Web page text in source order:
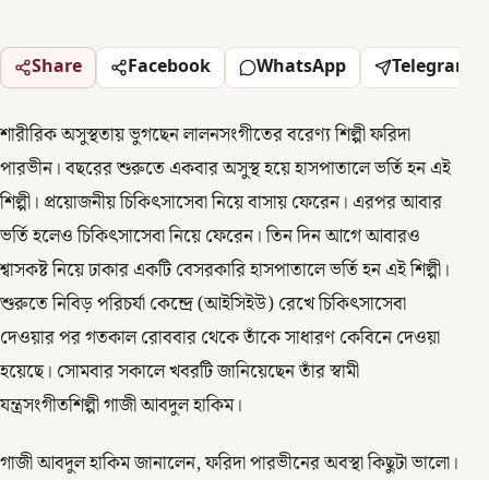
Share Facebook WhatsApp Telegram
শারীরিক অসুস্থতায় ভুগছেন লালনসংগীতের বরেণ্য শিল্পী ফরিদা
পারভীন। বছরের শুরুতে একবার অসুস্থ হয়ে হাসপাতালে ভর্তি হন এই
শিল্পী। প্রয়োজনীয় চিকিৎসাসেবা নিয়ে বাসায় ফেরেন। এরপর আবার
ভর্তি হলেও চিকিৎসাসেবা নিয়ে ফেরেন। তিন দিন আগে আবারও
শ্বাসকষ্ট নিয়ে ঢাকার একটি বেসরকারি হাসপাতালে ভর্তি হন এই শিল্পী।
শুরুতে নিবিড় পরিচর্যা কেন্দ্রে (আইসিইউ) রেখে চিকিৎসাসেবা
দেওয়ার পর গতকাল রোববার থেকে তাঁকে সাধারণ কেবিনে দেওয়া
হয়েছে। সোমবার সকালে খবরটি জানিয়েছেন তাঁর স্বামী
যন্ত্রসংগীতশিল্পী গাজী আবদুল হাকিম।
গাজী আবদুল হাকিম জানালেন, ফরিদা পারভীনের অবস্থা কিছুটা ভালো।